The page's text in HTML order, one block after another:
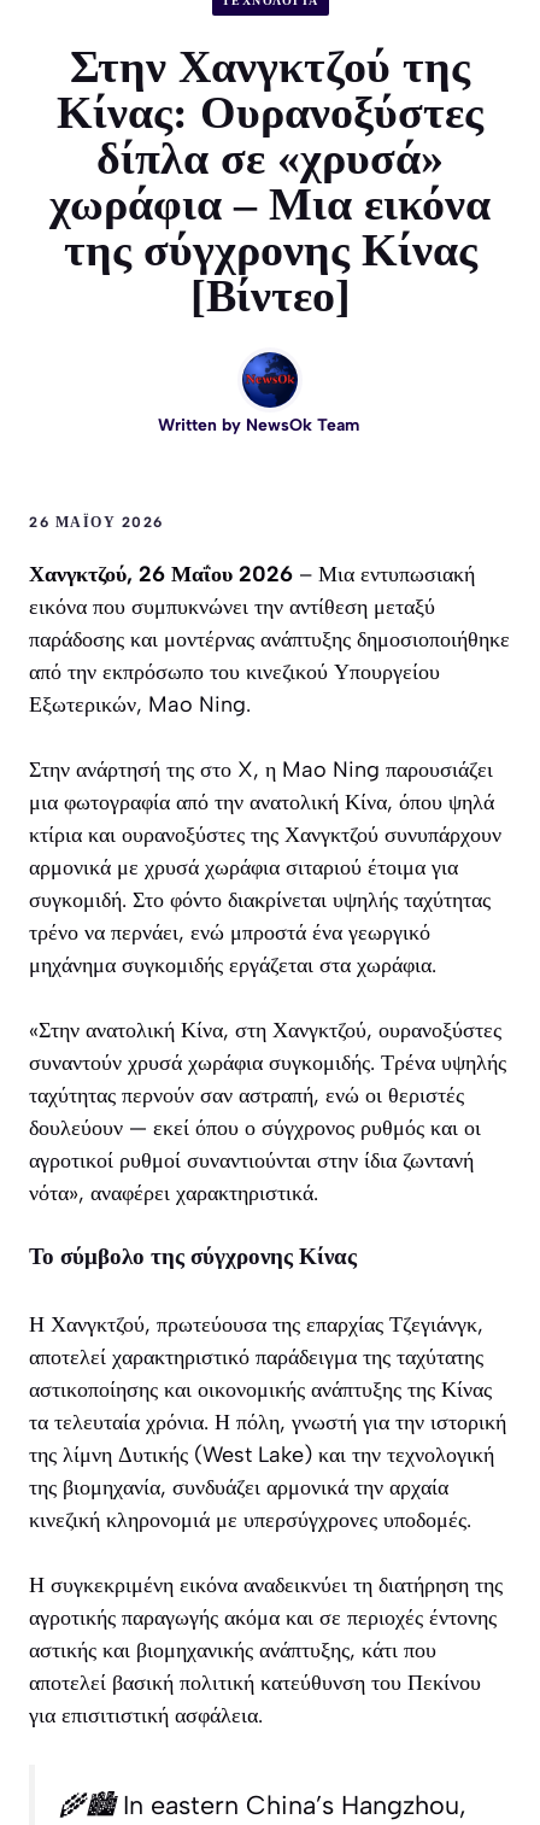
Στην Χανγκτζού της
Κίνας: Ουρανοξύστες
δίπλα σε «χρυσά»
χωράφια – Μια εικόνα
της σύγχρονης Κίνας
[Βίντεο]
Written by NewsOk Team
26 ΜΑΪ́ΟΥ 2026
Χανγκτζού, 26 Μαΐου 2026 – Μια εντυπωσιακή
εικόνα που συμπυκνώνει την αντίθεση μεταξύ
παράδοσης και μοντέρνας ανάπτυξης δημοσιοποιήθηκε
από την εκπρόσωπο του κινεζικού Υπουργείου
Εξωτερικών, Mao Ning.
Στην ανάρτησή της στο X, η Mao Ning παρουσιάζει
μια φωτογραφία από την ανατολική Κίνα, όπου ψηλά
κτίρια και ουρανοξύστες της Χανγκτζού συνυπάρχουν
αρμονικά με χρυσά χωράφια σιταριού έτοιμα για
συγκομιδή. Στο φόντο διακρίνεται υψηλής ταχύτητας
τρένο να περνάει, ενώ μπροστά ένα γεωργικό
μηχάνημα συγκομιδής εργάζεται στα χωράφια.
«Στην ανατολική Κίνα, στη Χανγκτζού, ουρανοξύστες
συναντούν χρυσά χωράφια συγκομιδής. Τρένα υψηλής
ταχύτητας περνούν σαν αστραπή, ενώ οι θεριστές
δουλεύουν — εκεί όπου ο σύγχρονος ρυθμός και οι
αγροτικοί ρυθμοί συναντιούνται στην ίδια ζωντανή
νότα», αναφέρει χαρακτηριστικά.
Το σύμβολο της σύγχρονης Κίνας
Η Χανγκτζού, πρωτεύουσα της επαρχίας Τζεγιάνγκ,
αποτελεί χαρακτηριστικό παράδειγμα της ταχύτατης
αστικοποίησης και οικονομικής ανάπτυξης της Κίνας
τα τελευταία χρόνια. Η πόλη, γνωστή για την ιστορική
της λίμνη Δυτικής (West Lake) και την τεχνολογική
της βιομηχανία, συνδυάζει αρμονικά την αρχαία
κινεζική κληρονομιά με υπερσύγχρονες υποδομές.
Η συγκεκριμένη εικόνα αναδεικνύει τη διατήρηση της
αγροτικής παραγωγής ακόμα και σε περιοχές έντονης
αστικής και βιομηχανικής ανάπτυξης, κάτι που
αποτελεί βασική πολιτική κατεύθυνση του Πεκίνου
για επισιτιστική ασφάλεια.
🌾🏙️ In eastern China’s Hangzhou,